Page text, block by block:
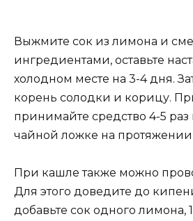
Выжмите сок из лимона и
ингредиентами, оставьте
холодном месте на 3-4 дня.
корень солодки и корицу.
принимайте средство 4-5 раз
чайной ложке на
При кашле также можно
Для этого доведите до
добавьте сок одного лимона,